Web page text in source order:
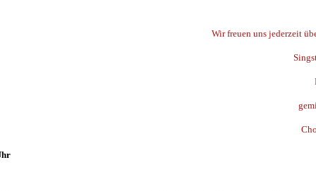
Wir freuen uns jederzeit